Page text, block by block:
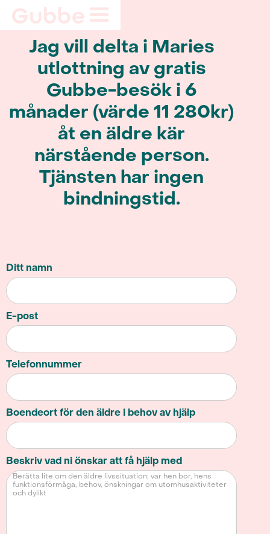
Jag vill delta i Maries
utlottning av gratis
Gubbe-besök i 6
månader (värde 11 280kr)
åt en äldre kär
närstående person.
Tjänsten har ingen
bindningstid.
Ditt namn
E-post
Telefonnummer
Boendeort för den äldre i behov av hjälp
Beskriv vad ni önskar att få hjälp med